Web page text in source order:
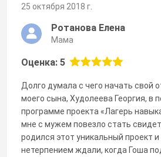
25 октября 2018 г.
Ротанова Елена
Мама
Оценка: 5
Долго думала с чего начать свой
моего сына, Худолеева Георгия, в
программе проекта «Лагерь
мне с мужем повезло стать
родился этот уникальный проект
нетерпением ждали, когда Гоша